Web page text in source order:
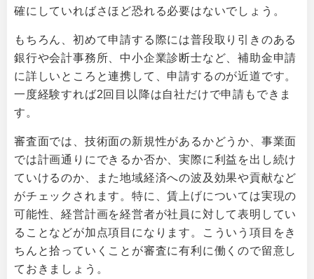
確にしていればさほど恐れる必要はないでしょう。
もちろん、初めて申請する際には普段取り引きのある
銀行や会計事務所、中小企業診断士など、補助金申請
に詳しいところと連携して、申請するのが近道です。
一度経験すれば2回目以降は自社だけで申請もできま
す。
審査面では、技術面の新規性があるかどうか、事業面
では計画通りにできるか否か、実際に利益を出し続け
ていけるのか、また地域経済への波及効果や貢献など
がチェックされます。特に、賃上げについては実現の
可能性、経営計画を経営者が社員に対して表明してい
ることなどが加点項目になります。こういう項目をき
ちんと拾っていくことが審査に有利に働くので留意し
ておきましょう。